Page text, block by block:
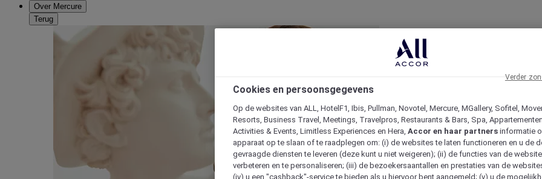
Over Mercure
Terug
Cookies en persoonsgegevens
Op de websites van ALL, HotelF1, Ibis, Pullman, Novotel, Mercure, MGallery, Sofitel,
Resorts, Business Travel, Meetings, Travelpros, Restaurants & Bars, Spa,
Activities & Events, Limitless Experiences en Hera, Accor en haar partners informatie
apparaat op te slaan of te raadplegen om: (i) de websites te laten functioneren en u de
gevraagde diensten te leveren (deze kunt u niet weigeren); (ii) de functies van de
verbeteren en te personaliseren; (iii) de bezoekersaantallen en prestaties van de
(iv) u een "cashback"-service te bieden als u hiervoor bent aangemeld; (v) u de
Verder